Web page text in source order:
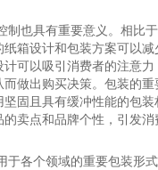
制也具有重要意义。相比
箱设计和包装方案可以
可以吸引消费者的注意
做出购买决策。包装的
固且具有缓冲性能的包
卖点和品牌个性，引发消
于各个领域的重要包装形